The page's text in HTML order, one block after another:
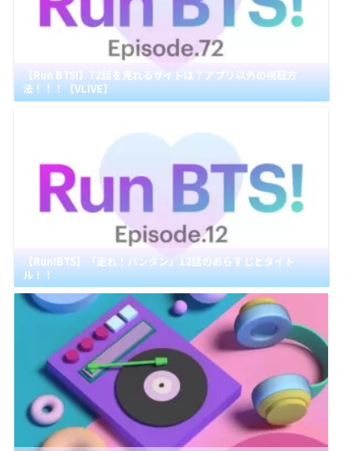
【Run BTS!】72話を見れるサイトは？アプリ以外の視聴方
法！！！【VLIVE】
【Run!BTS】「走れ！バンタン」12話のあらすじとタイト
ル！！